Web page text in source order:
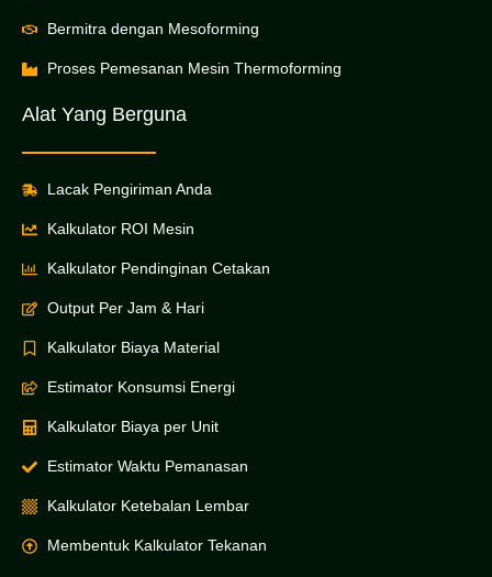
Bermitra dengan Mesoforming
Proses Pemesanan Mesin Thermoforming
Alat Yang Berguna
Lacak Pengiriman Anda
Kalkulator ROI Mesin
Kalkulator Pendinginan Cetakan
Output Per Jam & Hari
Kalkulator Biaya Material
Estimator Konsumsi Energi
Kalkulator Biaya per Unit
Estimator Waktu Pemanasan
Kalkulator Ketebalan Lembar
Membentuk Kalkulator Tekanan